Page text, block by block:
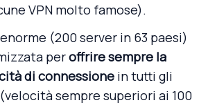
VPN molto famose).
(200 server in 63 paesi)
peroffrire sempre la
di connessione in tutti gli
sempre superiori ai 100